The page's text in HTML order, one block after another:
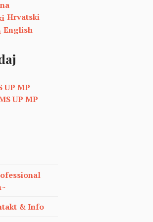
Hrvatski
English
UP MP
& Info